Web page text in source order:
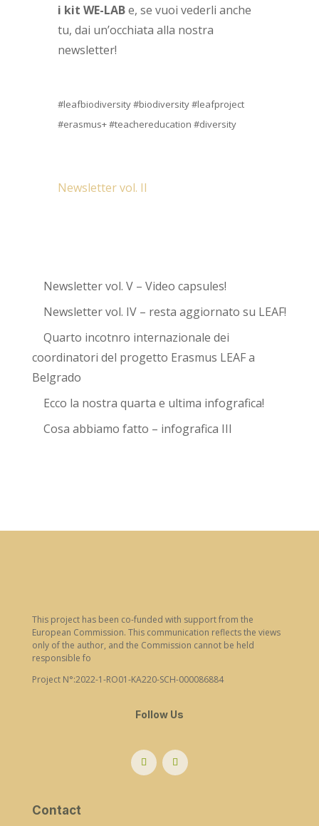
i kit WE-LABe, se vuoi vederli anche
tu, dai un’occhiata alla nostra
newsletter!
#leafbiodiversity #biodiversity #leafproject
#erasmus+ #teachereducation #diversity
Newsletter vol. II
Newsletter vol. V – Video capsules!
Newsletter vol. IV – resta aggiornato su LEAF!
Quarto incotnro internazionale dei
coordinatori del progetto Erasmus LEAF a
Belgrado
Ecco la nostra quarta e ultima infografica!
Cosa abbiamo fatto – infografica III
This project has been co-funded with support from the
European Commission. This communication reflects the views
only of the author, and the Commission cannot be held
responsible fo
Project N°:2022-1-RO01-KA220-SCH-000086884
Follow Us
Contact